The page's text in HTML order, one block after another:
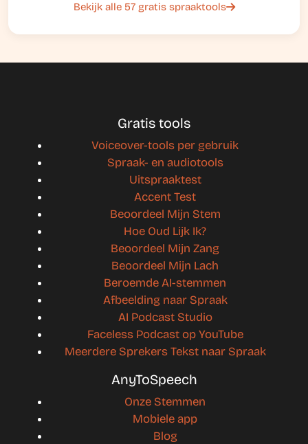
Bekijk alle 57 gratis spraaktools
Gratis tools
Voiceover-tools per gebruik
Spraak- en audiotools
Uitspraaktest
Accent Test
Beoordeel Mijn Stem
Hoe Oud Lijk Ik?
Beoordeel Mijn Zang
Beoordeel Mijn Lach
Beroemde AI-stemmen
Afbeelding naar Spraak
AI Podcast Studio
Faceless Podcast op YouTube
Meerdere Sprekers Tekst naar Spraak
AnyToSpeech
Onze Stemmen
Mobiele app
Blog